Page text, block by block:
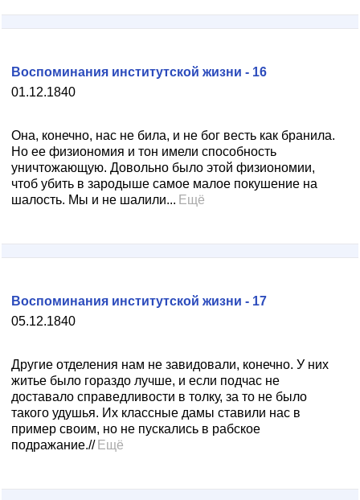
01.12.1840
Воспоминания институтской жизни - 16
Она, конечно, нас не била, и не бог весть как бранила.
Но ее физиономия и тон имели способность
уничтожающую. Довольно было этой физиономии,
чтоб убить в зародыше самое малое покушение на
шалость. Мы и не шалили... Ещё
05.12.1840
Воспоминания институтской жизни - 17
Другие отделения нам не завидовали, конечно. У них
житье было гораздо лучше, и если подчас не
доставало справедливости в толку, за то не было
такого удушья. Их классные дамы ставили нас в
пример своим, но не пускались в рабское
подражание.// Ещё